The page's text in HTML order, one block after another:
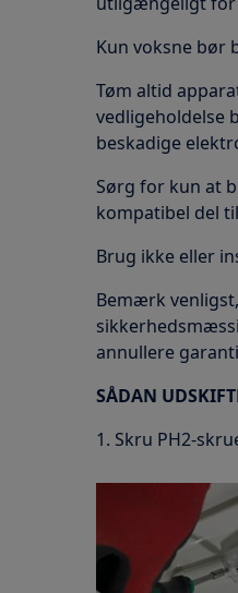
Kun voksne bør
Tøm altid
vedligeholdelse
beskadige
Sørg for kun at
kompatibel del
Brug ikke eller
Bemærk
annullere
SÅDAN
1. Skru PH2-